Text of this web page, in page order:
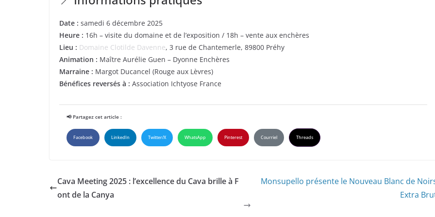
Date : samedi 6 décembre 2025
Heure : 16h – visite du domaine et de l’exposition / 18h – vente aux enchères
Lieu : Domaine Clotilde Davenne, 3 rue de Chantemerle, 89800 Préhy
Animation : Maître Aurélie Guen – Dyonne Enchères
Marraine : Margot Ducancel (Rouge aux Lèvres)
Bénéfices reversés à : Association Ichtyose France
📢 Partagez cet article :
Facebook LinkedIn Twitter/X WhatsApp Pinterest Courriel Threads
Cava Meeting 2025 : l’excellence du Cava brille à F
ont de la Canya
Monsupello présente le Nouveau Blanc de
Extra